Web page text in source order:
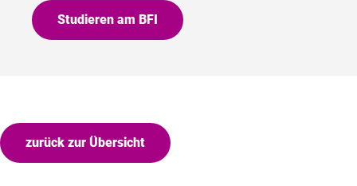
Studieren am BFI
zurück zur Übersicht